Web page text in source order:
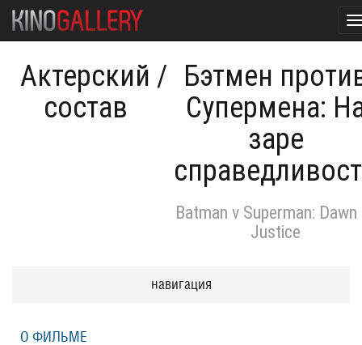
Актерский
состав
/ Бэтмен
Супермена:
заре
Batman v Superman:
Justice
навигация
О ФИЛЬМЕ